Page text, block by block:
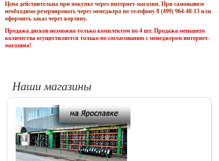
Цена действительна при покупке через интернет-магазин. При самовывозе
необходимо резервировать через менеджера по телефону 8 (499) 964-48-13 или
оформить заказ через корзину.
Продажа дисков возможна только комплектом по 4 шт. Продажа меньшего
количества осуществляется только по согласованию с менеджером интернет-
магазина!
Наши магазины